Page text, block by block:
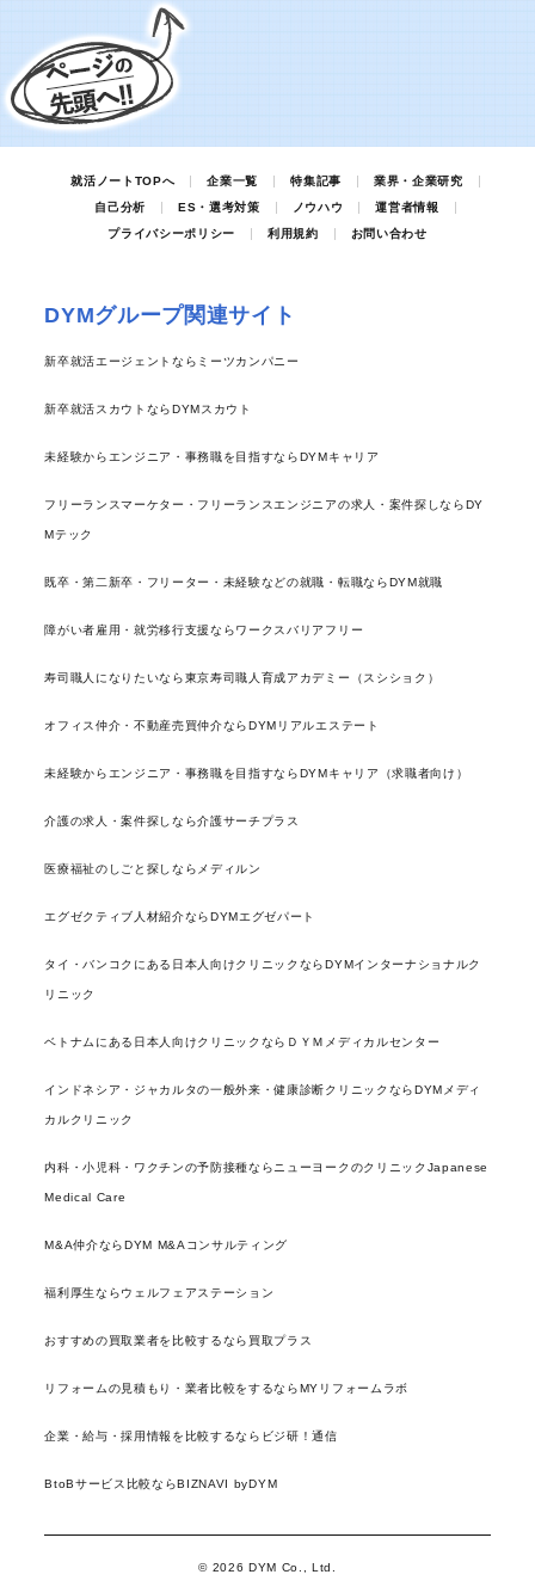
就活ノートTOPへ 企業一覧 特集記事
業界・企業研究
自己分析
ES・選考対策 ノウハウ
運営者情報
プライバシーポリシー
利用規約 お問い合わせ
DYMグループ関連サイト
新卒就活エージェントならミーツカンパニー
新卒就活スカウトならDYMスカウト
未経験からエンジニア・事務職を目指すならDYMキャリア
フリーランスマーケター・フリーランスエンジニアの求人・案件探しならDY
Mテック
既卒・第二新卒・フリーター・未経験などの就職・転職ならDYM就職
障がい者雇用・就労移行支援ならワークスバリアフリー
寿司職人になりたいなら東京寿司職人育成アカデミー（スシショク）
オフィス仲介・不動産売買仲介ならDYMリアルエステート
未経験からエンジニア・事務職を目指すならDYMキャリア（求職者向け）
介護の求人・案件探しなら介護サーチプラス
医療福祉のしごと探しならメディルン
エグゼクティブ人材紹介ならDYMエグゼパート
タイ・バンコクにある日本人向けクリニックならDYMインターナショナルク
リニック
ベトナムにある日本人向けクリニックならＤＹＭメディカルセンター
インドネシア・ジャカルタの一般外来・健康診断クリニックならDYMメディ
カルクリニック
内科・小児科・ワクチンの予防接種ならニューヨークのクリニックJapanese
Medical Care
M&A仲介ならDYM M&Aコンサルティング
福利厚生ならウェルフェアステーション
おすすめの買取業者を比較するなら買取プラス
リフォームの見積もり・業者比較をするならMYリフォームラボ
企業・給与・採用情報を比較するならビジ研！通信
BtoBサービス比較ならBIZNAVI byDYM
© 2026 DYM Co., Ltd.